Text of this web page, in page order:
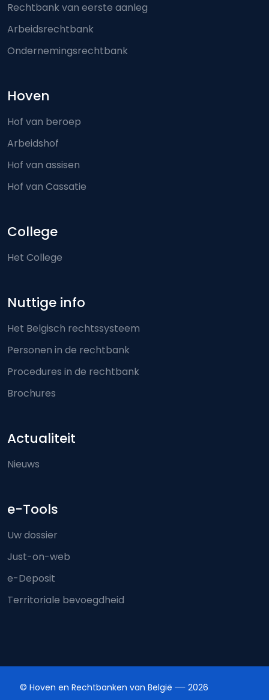
Rechtbank van eerste aanleg
Arbeidsrechtbank
Ondernemingsrechtbank
Hoven
Hof van beroep
Arbeidshof
Hof van assisen
Hof van Cassatie
College
Het College
Nuttige info
Het Belgisch rechtssysteem
Personen in de rechtbank
Procedures in de rechtbank
Brochures
Actualiteit
Nieuws
e-Tools
Uw dossier
Just-on-web
e-Deposit
Territoriale bevoegdheid
© Hoven en Rechtbanken van België
2026